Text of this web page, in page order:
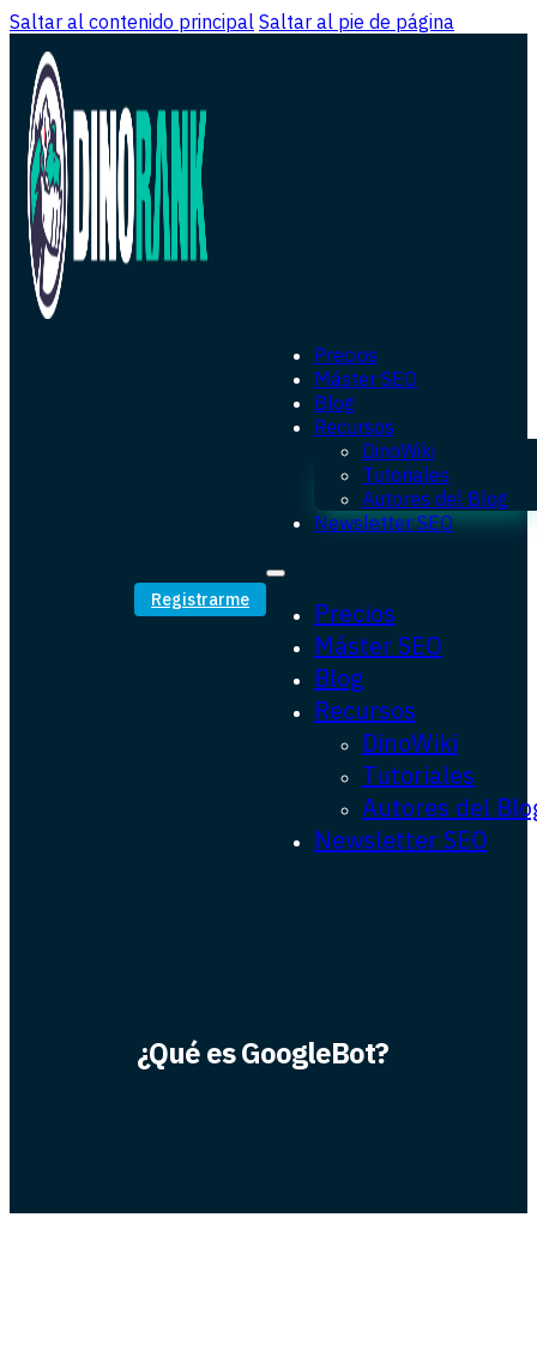
Saltar al contenido principal Saltar al pie de página
Precios
Máster SEO
Blog
Recursos
DinoWiki
Tutoriales
Autores del Blog
Newsletter SEO
Precios
Máster SEO
Blog
Recursos
DinoWiki
Tutoriales
Autores del
Newsletter SEO
Registrarme
¿Qué es GoogleBot?